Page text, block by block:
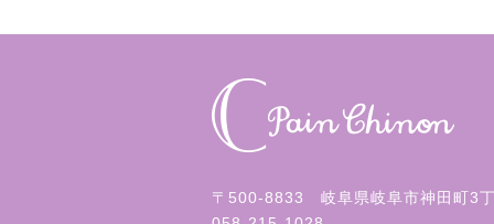
〒500-8833 岐阜県岐阜市神田町3